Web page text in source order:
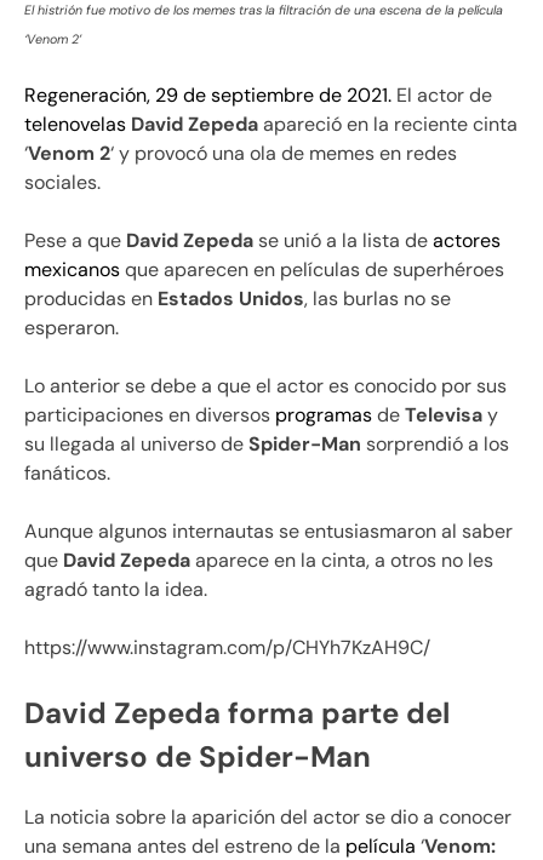
El histrión fue motivo de los memes tras la filtración de una escena de la película
‘Venom 2’
Regeneración, 29 de septiembre de 2021. El actor de
telenovelas David Zepedaapareció en la reciente cinta
‘Venom 2‘ y provocó una ola de memes en redes
sociales.
Pese a que David Zepedase unió a la lista deactores
mexicanosque aparecen en películas de superhéroes
producidas en Estados Unidos, las burlas no se
esperaron.
Lo anterior se debe a que el actor es conocido por sus
participaciones en diversos programasdeTelevisay
su llegada al universo deSpider-Man sorprendió a los
fanáticos.
Aunque algunos internautas se entusiasmaron al saber
que David Zepedaaparece en la cinta, a otros no les
agradó tanto la idea.
https://www.instagram.com/p/CHYh7KzAH9C/
David Zepeda forma parte del
universo de Spider-Man
La noticia sobre la aparición del actor se dio a conocer
una semana antes del estreno de la película ‘Venom: